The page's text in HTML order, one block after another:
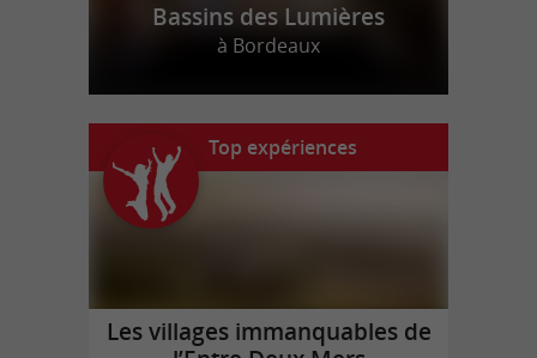
Bassins des Lumières
à Bordeaux
Top expériences
Les villages immanquables de